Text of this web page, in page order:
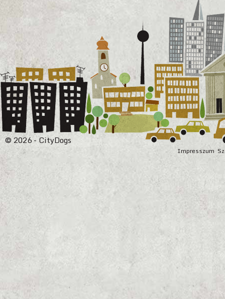
Impresszum
© 2026 - CityDogs